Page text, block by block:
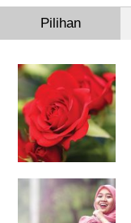
Pilihan